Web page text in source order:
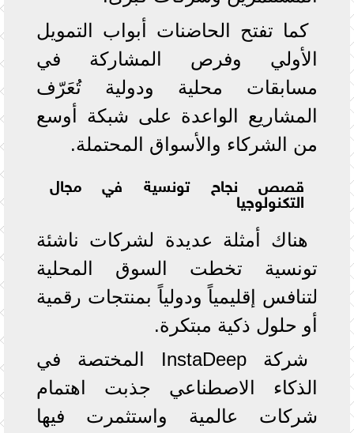
كما تفتح الحاضنات أبواب التمويل
الأولي وفرص المشاركة في
مسابقات محلية ودولية تُعَرّف
المشاريع الواعدة على شبكة أوسع
من الشركاء والأسواق المحتملة.
قصص نجاح تونسية في مجال
التكنولوجيا
هناك أمثلة عديدة لشركات ناشئة
تونسية تخطت السوق المحلية
لتنافس إقليمياً ودولياً بمنتجات رقمية
أو حلول ذكية مبتكرة.
شركة InstaDeep المختصة في
الذكاء الاصطناعي جذبت اهتمام
شركات عالمية واستثمرت فيها